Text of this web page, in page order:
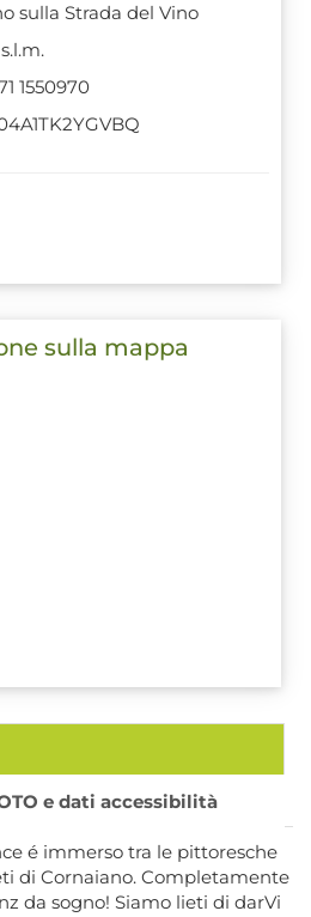
sulla Strada del Vino
1550970
sulla mappa
e dati accessibilità
é immerso tra le pittoresche
di Cornaiano. Completamente
da sogno! Siamo lieti di darVi